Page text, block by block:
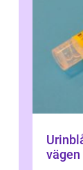
vägen